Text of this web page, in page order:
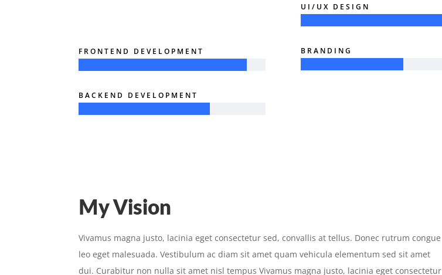
FRONTEND DEVELOPMENT
BACKEND DEVELOPMENT
UI/UX DESIGN
BRANDING
My Vision
Vivamus magna justo, lacinia eget consectetur sed, convallis at tellus. Donec rutrum congue
leo eget malesuada. Vestibulum ac diam sit amet quam vehicula elementum sed sit amet
dui. Curabitur non nulla sit amet nisl tempus Vivamus magna justo, lacinia eget consectetur